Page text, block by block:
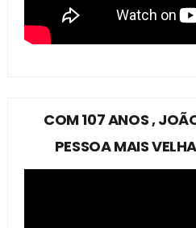
COM 107 ANOS ,
PESSOA MAIS